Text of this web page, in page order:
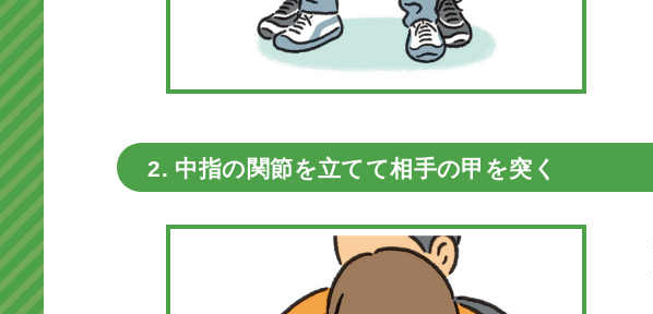
2. 中指の関節を立てて相手の甲を突く